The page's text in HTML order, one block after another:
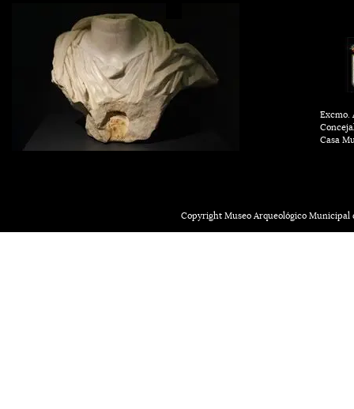
Excmo.
Casa
Copyright Museo Arqueológico Municipal